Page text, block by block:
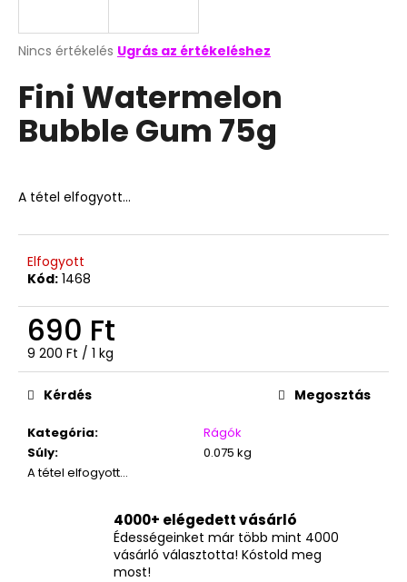
A
átlagos
értékelése
5-
ből
Nincs értékelés Ugrás az értékeléshez
Fini Watermelon
Bubble Gum 75g
A tétel elfogyott…
Elfogyott
Kód: 1468
690 Ft
Egységár:
9 200 Ft / 1 kg
Kategória:
Rágók
Súly:
0.075 kg
A tétel elfogyott…
Kérdés Megosztás
4000+ elégedett vásárló
Édességeinket már több mint 4000
vásárló választotta! Kóstold meg
most!
A
á
n
k
GUM
CIGIRÁGÓ
390
Ft